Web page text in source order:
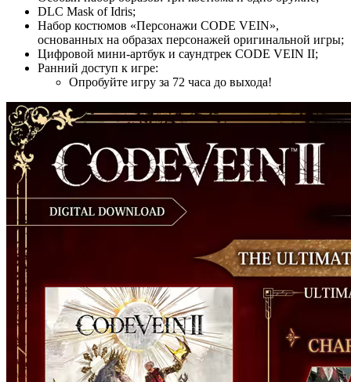
DLC Mask of Idris;
Набор костюмов «Персонажи CODE VEIN»,
основанных на образах персонажей оригинальной игры;
Цифровой мини-артбук и саундтрек CODE VEIN II;
Ранний доступ к игре:
Опробуйте игру за 72 часа до выхода!